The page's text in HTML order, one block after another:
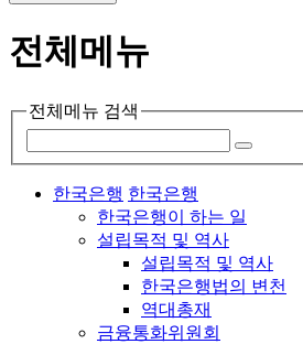
전체메뉴
전체메뉴 검색
한국은행 한국은행
한국은행이 하는 일
설립목적 및 역사
설립목적 및 역사
한국은행법의 변천
역대총재
금융통화위원회